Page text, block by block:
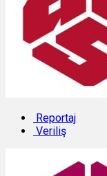
Reportaj
Veriliş